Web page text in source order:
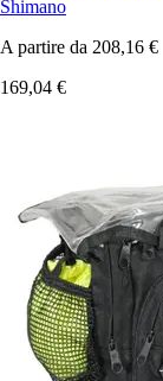
Shimano
A partire da 208,16 €
169,04 €